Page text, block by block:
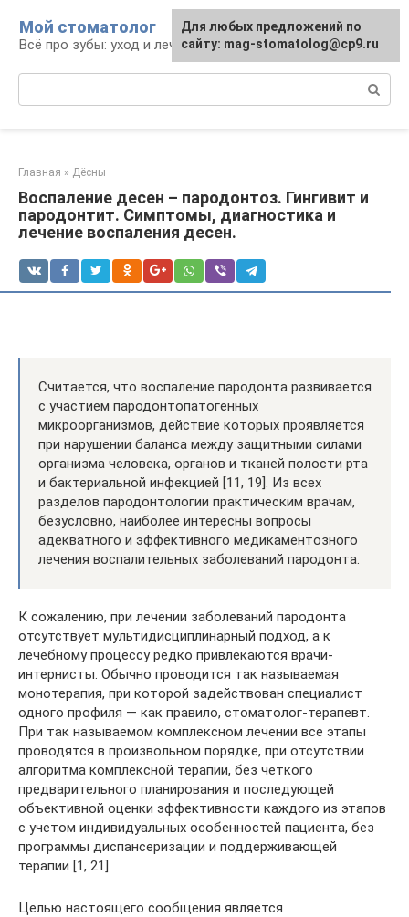
контенту
Мой стоматолог
Всё про зубы: уход и лечение
Главная » Дёсны
Воспаление десен – пародонтоз. Гингивит и
пародонтит. Симптомы, диагностика и
лечение воспаления десен.
Считается, что воспаление пародонта развивается
с участием пародонтопатогенных
микроорганизмов, действие которых проявляется
при нарушении баланса между защитными силами
организма человека, органов и тканей полости рта
и бактериальной инфекцией [11, 19]. Из всех
разделов пародонтологии практическим врачам,
безусловно, наиболее интересны вопросы
адекватного и эффективного медикаментозного
лечения воспалительных заболеваний пародонта.
К сожалению, при лечении заболеваний пародонта
отсутствует мультидисциплинарный подход, а к
лечебному процессу редко привлекаются врачи-
интернисты. Обычно проводится так называемая
монотерапия, при которой задействован специалист
одного профиля — как правило, стоматолог-терапевт.
При так называемом комплексном лечении все этапы
проводятся в произвольном порядке, при отсутствии
алгоритма комплексной терапии, без четкого
предварительного планирования и последующей
объективной оценки эффективности каждого из этапов
с учетом индивидуальных особенностей пациента, без
программы диспансеризации и поддерживающей
терапии [1, 21].
Целью настоящего сообщения является
Для любых предложений по
сайту: mag-stomatolog@cp9.ru